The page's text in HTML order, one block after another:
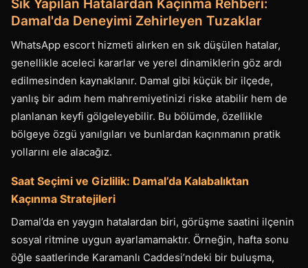
Sık Yapılan Hatalardan Kaçınma Rehberi:
Damal'da Deneyimi Zehirleyen Tuzaklar
WhatsApp escort hizmeti alırken en sık düşülen hatalar,
genellikle aceleci kararlar ve yerel dinamiklerin göz ardı
edilmesinden kaynaklanır. Damal gibi küçük bir ilçede,
yanlış bir adım hem mahremiyetinizi riske atabilir hem de
planlanan keyfi gölgeleyebilir. Bu bölümde, özellikle
bölgeye özgü yanılgıları ve bunlardan kaçınmanın pratik
yollarını ele alacağız.
Saat Seçimi ve Gizlilik: Damal’da Kalabalıktan
Kaçınma Stratejileri
Damal’da en yaygın hatalardan biri, görüşme saatini ilçenin
sosyal ritmine uygun ayarlamamaktır. Örneğin, hafta sonu
öğle saatlerinde Karamanlı Caddesi’ndeki bir buluşma,